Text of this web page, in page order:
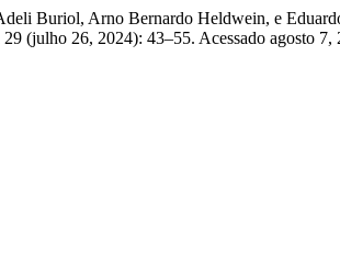
Buriol, Arno Bernardo Heldwein, e
29 (julho 26, 2024): 43–55. Acessado agosto